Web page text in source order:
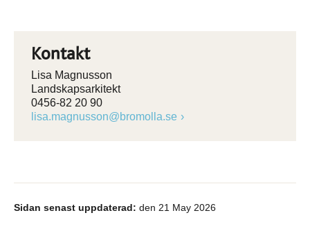
Kontakt
Lisa Magnusson
Landskapsarkitekt
0456-82 20 90
lisa.magnusson@bromolla.se
Sidan senast uppdaterad: den 21 May 2026